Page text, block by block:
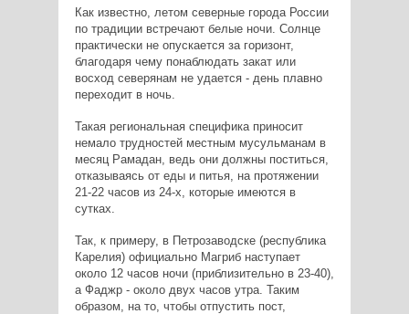
Как известно, летом северные города России
по традиции встречают белые ночи. Солнце
практически не опускается за горизонт,
благодаря чему понаблюдать закат или
восход северянам не удается - день плавно
переходит в ночь.
Такая региональная специфика приносит
немало трудностей местным мусульманам в
месяц Рамадан, ведь они должны поститься,
отказываясь от еды и питья, на протяжении
21-22 часов из 24-х, которые имеются в
сутках.
Так, к примеру, в Петрозаводске (республика
Карелия) официально Магриб наступает
около 12 часов ночи (приблизительно в 23-40),
а Фаджр - около двух часов утра. Таким
образом, на то, чтобы отпустить пост,